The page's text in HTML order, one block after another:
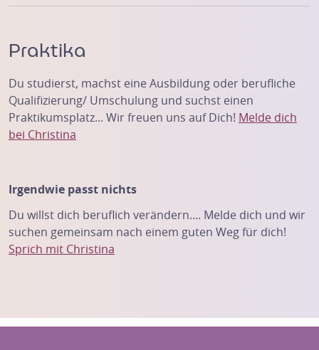
Praktika
Du studierst, machst eine Ausbildung oder berufliche
Qualifizierung/ Umschulung und suchst einen
Praktikumsplatz... Wir freuen uns auf Dich! Melde dich
bei Christina
Irgendwie passt nichts
Du willst dich beruflich verändern.... Melde dich und wir
suchen gemeinsam nach einem guten Weg für dich!
Sprich mit Christina